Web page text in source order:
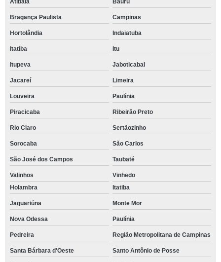
Atibaia Bauru
Bragança Paulista Campinas
Hortolândia Indaiatuba
Itatiba Itu
Itupeva Jaboticabal
Jacareí Limeira
Louveira Paulínia
Piracicaba Ribeirão Preto
Rio Claro Sertãozinho
Sorocaba São Carlos
São José dos Campos Taubaté
Valinhos
Vinhedo
Holambra
Itatiba
Jaguariúna Monte Mor
Nova Odessa Paulínia
Pedreira Região Metropolitana de Campinas
Santa Bárbara d'Oeste Santo Antônio de Posse